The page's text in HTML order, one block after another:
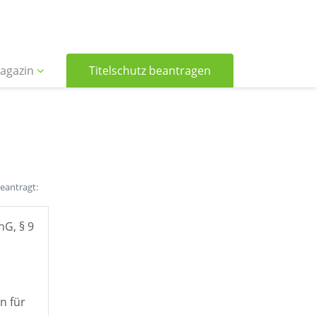
Titelschutz beantragen
§ 9
für